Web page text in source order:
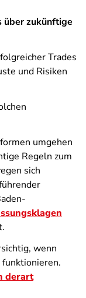
über zukünftige
Trades
und Risiken
umgehen
Regeln zum
sich
wenn
derart